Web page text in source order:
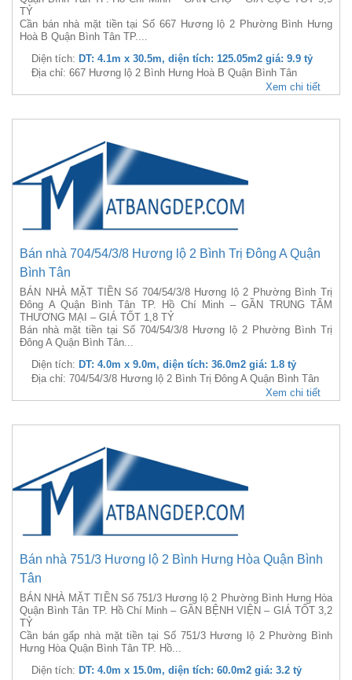
TỶ
Cần bán nhà mặt tiền tại Số 667 Hương lộ 2 Phường Bình Hưng
Hoà B Quận Bình Tân TP....
Diện tích: DT: 4.1m x 30.5m, diện tích: 125.05m2 giá: 9.9 tỷ
Địa chỉ: 667 Hương lộ 2 Bình Hưng Hoà B Quận Bình Tân
Xem chi tiết
Bán nhà 704/54/3/8 Hương lộ 2 Bình Trị Đông A Quận
Bình Tân
BÁN NHÀ MẶT TIỀN Số 704/54/3/8 Hương lộ 2 Phường Bình Trị
Đông A Quận Bình Tân TP. Hồ Chí Minh – GẦN TRUNG TÂM
THƯƠNG MẠI – GIÁ TỐT 1,8 TỶ
Bán nhà mặt tiền tại Số 704/54/3/8 Hương lộ 2 Phường Bình Trị
Đông A Quận Bình Tân...
Diện tích: DT: 4.0m x 9.0m, diện tích: 36.0m2 giá: 1.8 tỷ
Địa chỉ: 704/54/3/8 Hương lộ 2 Bình Trị Đông A Quận Bình Tân
Xem chi tiết
Bán nhà 751/3 Hương lộ 2 Bình Hưng Hòa Quận Bình
Tân
BÁN NHÀ MẶT TIỀN Số 751/3 Hương lộ 2 Phường Bình Hưng Hòa
Quận Bình Tân TP. Hồ Chí Minh – GẦN BỆNH VIỆN – GIÁ TỐT 3,2
TỶ
Cần bán gấp nhà mặt tiền tại Số 751/3 Hương lộ 2 Phường Bình
Hưng Hòa Quận Bình Tân TP. Hồ...
Diện tích: DT: 4.0m x 15.0m, diện tích: 60.0m2 giá: 3.2 tỷ